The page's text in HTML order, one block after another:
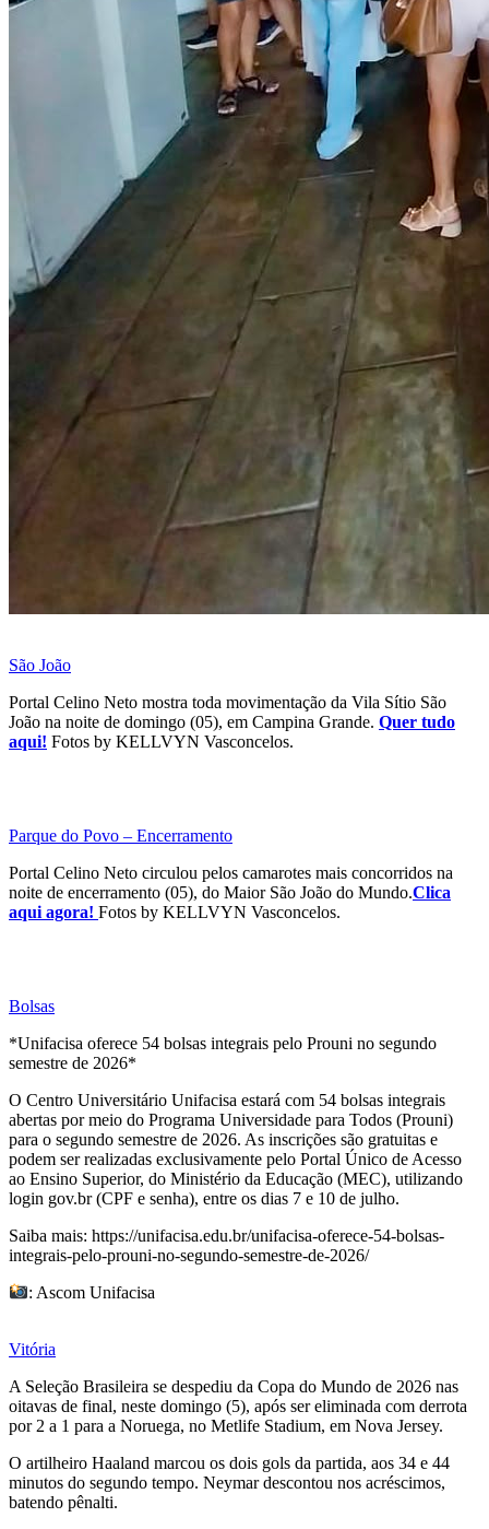
São João
Portal Celino Neto mostra toda movimentação da Vila Sítio São
João na noite de domingo (05), em Campina Grande. Quer tudo
aqui! Fotos by KELLVYN Vasconcelos.
Parque do Povo – Encerramento
Portal Celino Neto circulou pelos camarotes mais concorridos na
noite de encerramento (05), do Maior São João do Mundo.Clica
aqui agora! Fotos by KELLVYN Vasconcelos.
Bolsas
*Unifacisa oferece 54 bolsas integrais pelo Prouni no segundo
semestre de 2026*
O Centro Universitário Unifacisa estará com 54 bolsas integrais
abertas por meio do Programa Universidade para Todos (Prouni)
para o segundo semestre de 2026. As inscrições são gratuitas e
podem ser realizadas exclusivamente pelo Portal Único de Acesso
ao Ensino Superior, do Ministério da Educação (MEC), utilizando
login gov.br (CPF e senha), entre os dias 7 e 10 de julho.
Saiba mais: https://unifacisa.edu.br/unifacisa-oferece-54-bolsas-
integrais-pelo-prouni-no-segundo-semestre-de-2026/
: Ascom Unifacisa
Vitória
A Seleção Brasileira se despediu da Copa do Mundo de 2026 nas
oitavas de final, neste domingo (5), após ser eliminada com derrota
por 2 a 1 para a Noruega, no Metlife Stadium, em Nova Jersey.
O artilheiro Haaland marcou os dois gols da partida, aos 34 e 44
minutos do segundo tempo. Neymar descontou nos acréscimos,
batendo pênalti.